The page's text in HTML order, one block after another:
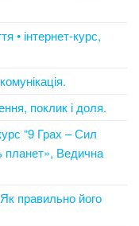
• інтернет-курс,
поклик і доля.
“9 Грах – Сил
планет», Ведична
правильно його